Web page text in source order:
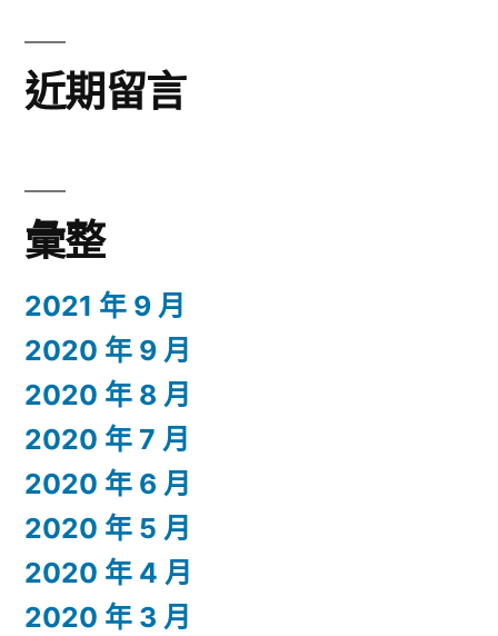
近期留言
彙整
2021 年 9 月
2020 年 9 月
2020 年 8 月
2020 年 7 月
2020 年 6 月
2020 年 5 月
2020 年 4 月
2020 年 3 月